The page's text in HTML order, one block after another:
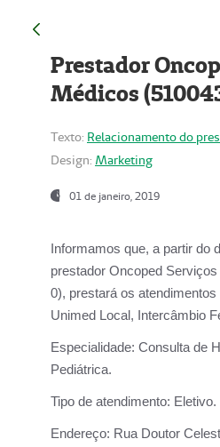
Prestador
Médicos
Texto: Relacionamento do
Design: Marketing
01 de janeiro, 2019
Informamos que, a partir do
prestador Oncoped
0), prestará os
Unimed Local, Intercâmbio
Especialidade: Consulta de
Pediátrica.
Tipo de atendimento: Eletivo.
Endereço: Rua Doutor